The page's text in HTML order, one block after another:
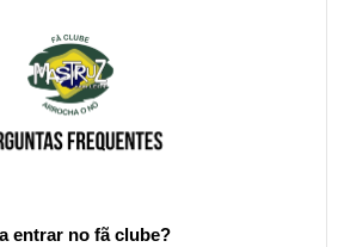
entrar no fã clube?